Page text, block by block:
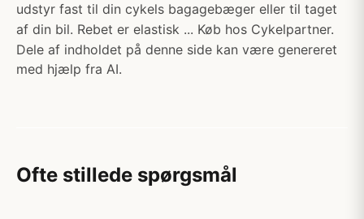
udstyr fast til din cykels bagagebæger eller til taget
af din bil. Rebet er elastisk ... Køb hos Cykelpartner.
Dele af indholdet på denne side kan være genereret
med hjælp fra AI.
Ofte stillede spørgsmål